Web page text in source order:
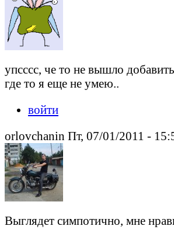
упсссс, че то не вышло
где то я еще не умею..
войти
orlovchanin Пт, 07/01/2011 -
Выглядет симпотично, мне